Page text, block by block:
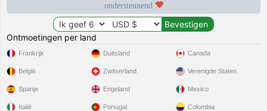
ondersteunend
Ontmoetingen per land
Frankrijk
België
Spanje
Italië
Duitsland
Zwitserland
Engeland
Portugal
Canada
Verenigde Staten
Mexico
Colombia